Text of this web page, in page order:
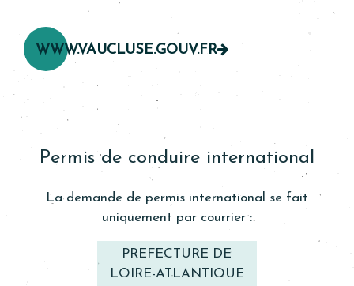
WWW.VAUCLUSE.GOUV.FR
Permis de conduire international
La demande de permis international se fait
uniquement par courrier :
PREFECTURE DE
LOIRE-ATLANTIQUE